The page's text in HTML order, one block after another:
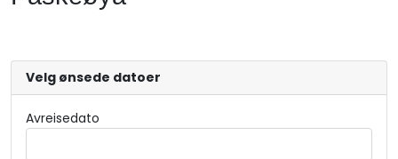
Velg ønsede datoer
Avreisedato